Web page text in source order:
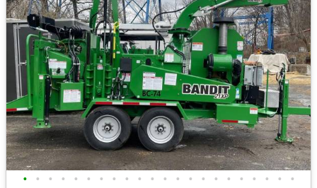
• • • • • • • • • • • • • • • • • • • • • •